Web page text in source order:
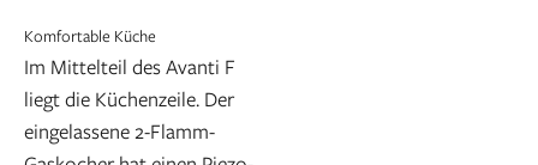
Komfortable Küche
Im Mittelteil des Avanti F
liegt die Küchenzeile. Der
eingelassene 2-Flamm-